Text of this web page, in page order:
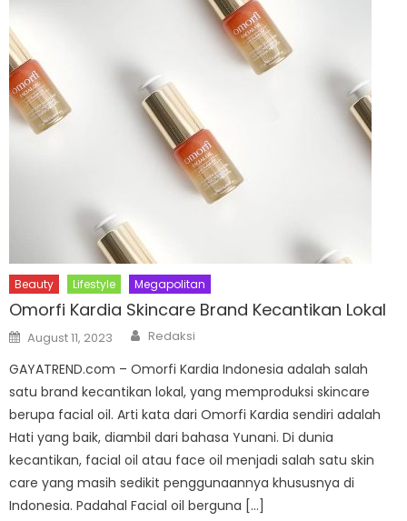
Beauty Lifestyle Megapolitan
Omorfi Kardia Skincare Brand Kecantikan Lokal
Posted
on
August 11, 2023 Author
Redaksi
GAYATREND.com – Omorfi Kardia Indonesia adalah salah
satu brand kecantikan lokal, yang memproduksi skincare
berupa facial oil. Arti kata dari Omorfi Kardia sendiri adalah
Hati yang baik, diambil dari bahasa Yunani. Di dunia
kecantikan, facial oil atau face oil menjadi salah satu skin
care yang masih sedikit penggunaannya khususnya di
Indonesia. Padahal Facial oil berguna […]